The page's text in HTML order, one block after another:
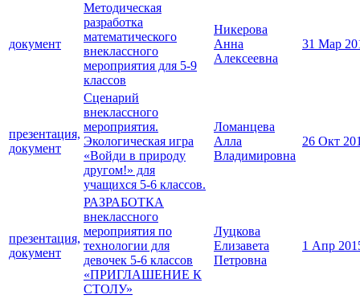
документ
Методическая
разработка
математического
внеклассного
мероприятия для 5-9
классов
Никерова
Анна
Алексеевна
31 Мар
презентация,
документ
Сценарий
внеклассного
мероприятия.
Экологическая игра
«Войди в природу
другом!» для
учащихся 5-6 классов.
Ломанцева
Алла
Владимировна
26 Окт
презентация,
документ
РАЗРАБОТКА
внеклассного
мероприятия по
технологии для
девочек 5-6 классов
«ПРИГЛАШЕНИЕ К
СТОЛУ»
Луцкова
Елизавета
Петровна
1 Апр